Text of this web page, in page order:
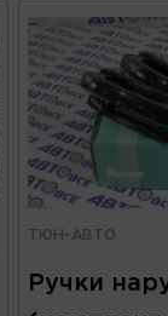
ТЮН-АВТО
Ручки